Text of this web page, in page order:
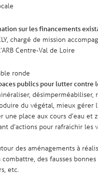
sur les financements
chargé de mission
Centre-Val de Loire
ronde
publics pour lutter contre
désimperméabiliser,
du végétal, mieux gérer
une place aux cours d’eau et
d’actions pour rafraichir les
des aménagements à
des fausses
etc.